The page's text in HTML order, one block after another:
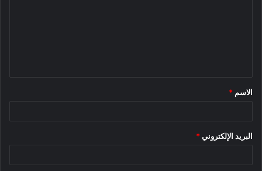
*
الاسم *
البريد الإلكتروني *